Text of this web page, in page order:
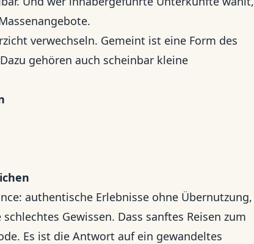
verwechseln. Gemeint ist eine Form des
gehören auch scheinbar kleine
authentische Erlebnisse ohne Übernutzung,
Gewissen. Dass sanftes Reisen zum
Es ist die Antwort auf ein gewandeltes